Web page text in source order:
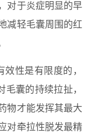
对于炎症明显的早
减轻毛囊周围的红
性是有限度的，
囊的持续拉扯，
物才能发挥其最大
对牵拉性脱发最精